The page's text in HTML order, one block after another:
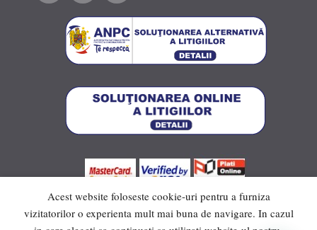
Acest website foloseste cookie-uri pentru a furniza
vizitatorilor o experienta mult mai buna de navigare. In cazul